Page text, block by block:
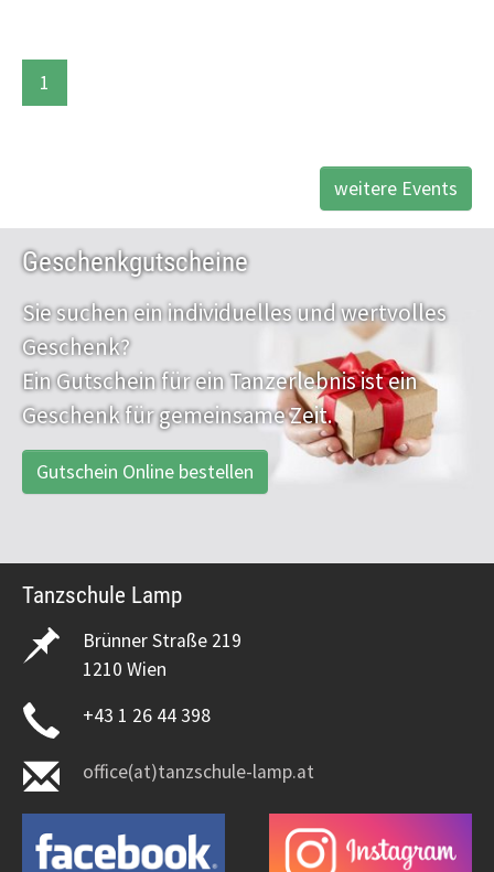
1
weitere Events
Geschenkgutscheine
Sie suchen ein individuelles und wertvolles
Geschenk?
Ein Gutschein für ein Tanzerlebnis ist ein
Geschenk für gemeinsame Zeit.
Gutschein Online bestellen
Tanzschule Lamp
Brünner Straße 219
1210 Wien
+43 1 26 44 398
office(at)tanzschule-lamp.at